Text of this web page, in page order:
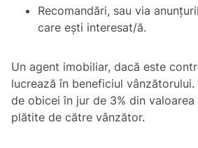
Recomandări, sau via
care ești interesat/ă.
Un agent imobiliar, dacă este
lucrează în beneficiul
de obicei în jur de 3% din
plătite de către vânzător.